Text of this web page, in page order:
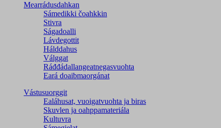
Mearrádusdahkan
Sámedikki čoahkkin
Stivra
Ságadoalli
Lávdegottit
Hálddahus
Válggat
Ráđđádallangeatnegas­vuohta
Eará doaibmaorgánat
Vástusuorggit
Ealáhusat, vuoigatvuohta ja biras
Skuvlen ja oahppamateriála
Kultuvra